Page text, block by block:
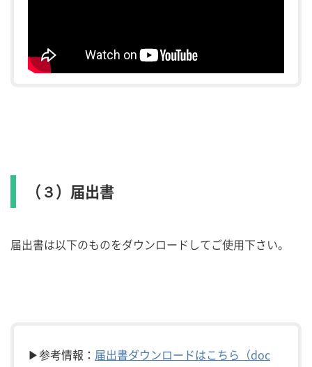
（３）届出書
届出書は以下のものをダウンロードしてご使用下さい。
▶参考情報： 届出書ダウンロードはこちら（doc